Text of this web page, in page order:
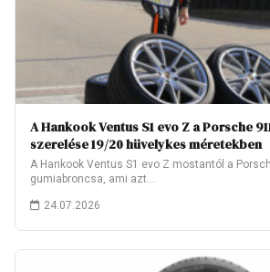
A Hankook Ventus S1 evo Z a Porsche
szerelése 19/20 hüvelykes méretekben
A Hankook Ventus S1 evo Z mostantól a
gumiabroncsa, ami azt…
24.07.2026